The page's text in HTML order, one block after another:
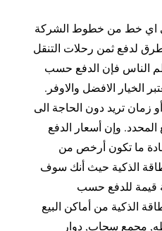
اي خط من خطوط الشركة
لدفع ثمن رحلات التنقل
الناس فإن الدفع حسب
الخيار الافضل والاوفر.
زمان تريد دون الحاجة الى
المحدد. وإن أسعار الدفع
ما تكون أرخص من
الذكية حيث أنك سوف
إضافة قيمة للدفع حسب
الذكية من أماكن البيع
مجمع سحاب, دوار